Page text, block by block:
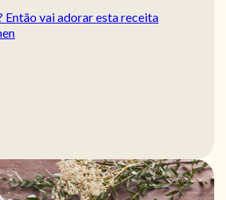
Então vai adorar esta receita